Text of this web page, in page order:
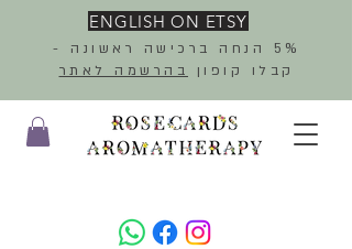
ENGLISH ON ETSY
5% הנחה ברכישה ראשונה -
קבלו קופון
בהרשמה לאתר